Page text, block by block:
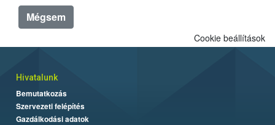
Mégsem
Cookie beállítások
Hivatalunk
Bemutatkozás
Szervezeti felépítés
Gazdálkodási adatok